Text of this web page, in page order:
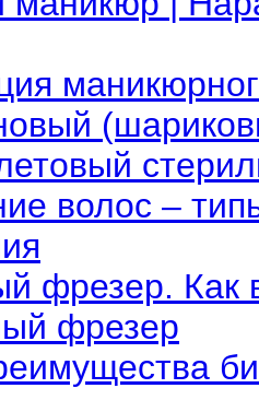
волос –
фрезер. Как
фрезер